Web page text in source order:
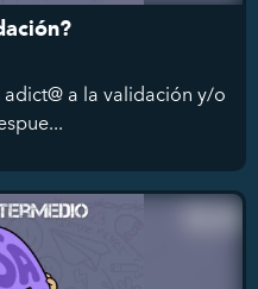
a la validación y/o